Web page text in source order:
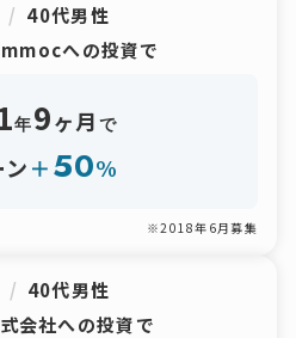
/ 40代男性
への投資で
年9ヶ月 で
＋50%
※2018年6月募集
/ 40代男性
会社への投資で